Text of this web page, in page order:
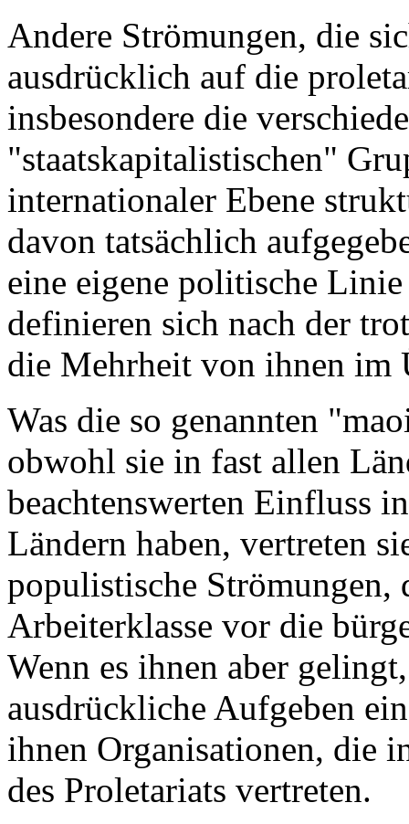
Andere Strömungen, die
ausdrücklich auf die
insbesondere die
"staatskapitalistischen"
internationaler Ebene
davon tatsächlich
eine eigene politische
definieren sich nach der
die Mehrheit von ihnen im
Was die so genannten
obwohl sie in fast allen
beachtenswerten Einfluss
Ländern haben, vertreten
populistische Strömungen,
Arbeiterklasse vor die
Wenn es ihnen aber
ausdrückliche Aufgeben
ihnen Organisationen, die
des Proletariats vertreten.